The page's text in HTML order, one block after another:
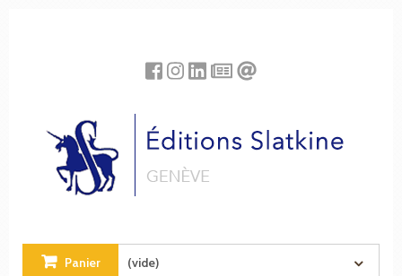
Panier (vide)